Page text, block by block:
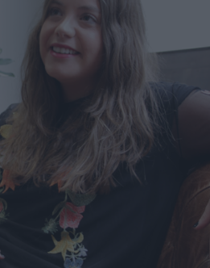
COMERCIAL GLOBAL
EN CORNETTO, CALIPPO Y SOLERO
PATRIMONIO HISTÓRICO EN ACTIVOS CULTURALES
DE SUS RELACIONES CON LOS MEDIOS
SU ÚLTIMA CAMPAÑA INTERNACIONAL
A LARGO PLAZO Y LA MEDICIÓN SON DOS
& RESORTS